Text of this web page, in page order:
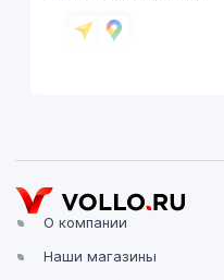
VOLLO Владимир
О компании
Наши магазины